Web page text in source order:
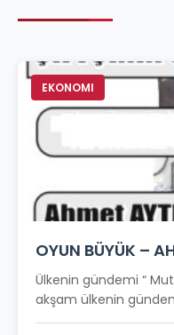
EKONOMI
OYUN BÜYÜK –
Ülkenin gündemi “
akşam ülkenin